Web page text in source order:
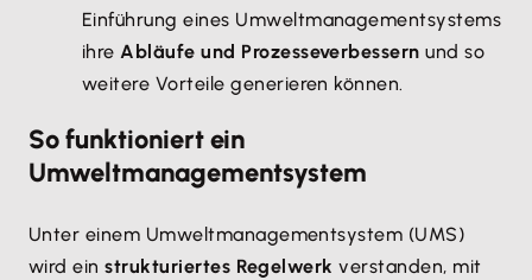
Einführung eines Umweltmanagementsystems
ihre Abläufe und Prozesseverbessern und so
weitere Vorteile generieren können.
So funktioniert ein
Umweltmanagementsystem
Unter einem Umweltmanagementsystem (UMS)
wird ein strukturiertes Regelwerkverstanden, mit